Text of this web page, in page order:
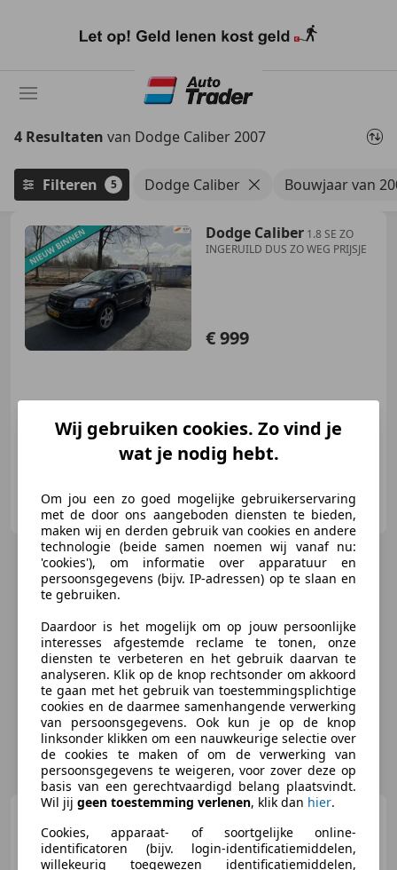
naar
4 Resultaten van Dodge Caliber 2007
Filteren 5 Dodge Caliber Bouwjaar van
Dodge Caliber 1.8 SE ZO
INGERUILD DUS ZO WEG PRIJSJE
€ 999
MSE
NL-7418 EE DEVENTER
Dodge Caliber
Elektr. Schuif-/Kanteldak,
Stuurbekr
Wij gebruiken cookies. Zo vind je
wat je nodig hebt.
Om jou een zo goed mogelijke gebruikerservaring
met de door ons aangeboden diensten te bieden,
maken wij en derden gebruik van cookies en andere
technologie (beide samen noemen wij vanaf nu:
'cookies'), om informatie over apparatuur en
persoonsgegevens (bijv. IP-adressen) op te slaan en
te gebruiken.
Daardoor is het mogelijk om op jouw persoonlijke
interesses afgestemde reclame te tonen, onze
diensten te verbeteren en het gebruik daarvan te
analyseren. Klik op de knop rechtsonder om akkoord
te gaan met het gebruik van toestemmingsplichtige
cookies en de daarmee samenhangende verwerking
van persoonsgegevens. Ook kun je op de knop
linksonder klikken om een nauwkeurige selectie over
de cookies te maken of om de verwerking van
persoonsgegevens te weigeren, voor zover deze op
basis van een gerechtvaardigd belang plaatsvindt.
Wil jij geen toestemming verlenen, klik dan hier.
Cookies, apparaat- of soortgelijke online-
identificatoren (bijv. login-identificatiemiddelen,
willekeurig toegewezen identificatiemiddelen,